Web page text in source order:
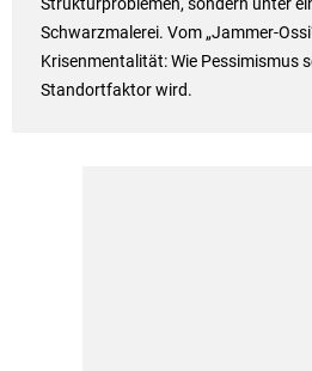
Strukturproblemen, sondern unter
Schwarzmalerei. Vom „Jammer-
Krisenmentalität: Wie Pessimismus
Standortfaktor wird.